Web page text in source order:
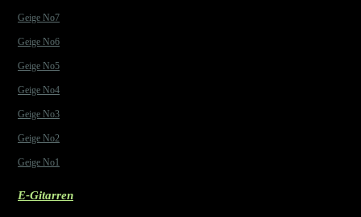
Geige No7
Geige No6
Geige No5
Geige No4
Geige No3
Geige No2
Geige No1
E-Gitarren